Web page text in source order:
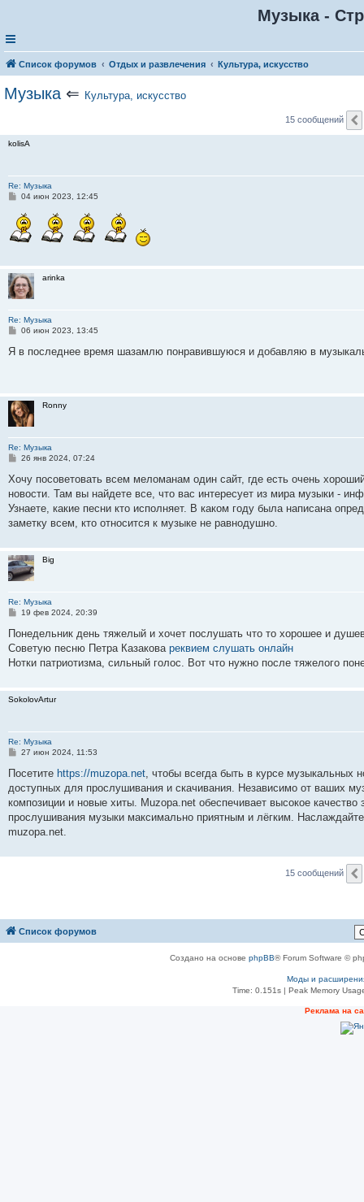
Музыка -
Список форумов Отдых и развлечения Культура, искусство
Музыка ⇐ Культура, искусство
15 сообщений
kolisA
Re: Музыка
С
о
б
щ
е
е
04 июн 2023, 12:45
arinka
Re: Музыка
С
о
и
е
06 июн 2023, 13:45
Я в последнее время шазамлю понравившуюся и добавляю в
Ronny
Re: Музыка
С
о
щ
е
и
26 янв 2024, 07:24
Хочу посоветовать всем меломанам один сайт, где есть очень
новости. Там вы найдете все, что вас интересует из мира музыки -
Узнаете, какие пeсни кто исполняет. В каком году была написана
заметку всем, кто относится к музыке не равнодушно.
Big
Re: Музыка
С
о
щ
е
е
19 фев 2024, 20:39
Понедельник день тяжелый и хочет послушать что то хорошее и
Советую песню Петра Казакова реквием слушать онлайн
Нотки патриотизма, сильный голос. Вот что нужно после тяжелого
SokolovArtur
Re: Музыка
С
о
щ
е
и
е
27 июн 2024, 11:53
Посетите https://muzopa.net, чтобы всегда быть в курсе музыкальных
доступных для прослушивания и скачивания. Независимо от ваших
композиции и новые хиты. Muzopa.net обеспечивает высокое
прослушивания музыки максимально приятным и лёгким.
muzopa.net.
15 сообщений
Список форумов
Создано на основе phpBB® Forum Software ©
Моды и
Time: 0.151s| Peak Memory
Реклама на